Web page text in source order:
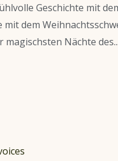
Geschichte mit
mit dem
magischsten Nächte des...